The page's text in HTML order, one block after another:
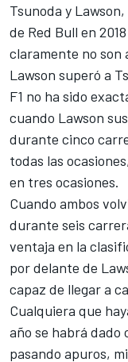
Tsunoda y
de Red Bull en
claramente no son
Lawson superó a
F1 no ha sido
cuando Lawson
durante cinco
todas las
en tres ocasiones.
Cuando ambos
durante seis
ventaja en la
por delante de
capaz de llegar a
Cualquiera que
año se habrá dado
pasando apuros,